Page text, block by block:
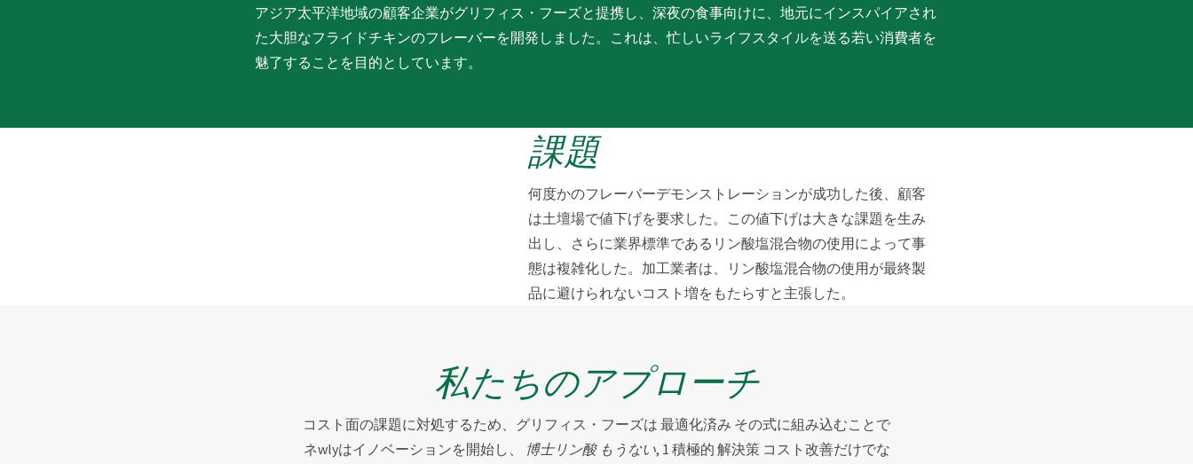
アジア太平洋地域の顧客企業がグリフィス・フーズと提携し、深夜の食事向けに、地元にインスパイアされ
た大胆なフライドチキンのフレーバーを開発しました。これは、忙しいライフスタイルを送る若い消費者を
魅了することを目的としています。
課題
何度かのフレーバーデモンストレーションが成功した後、顧客
は土壇場で値下げを要求した。この値下げは大きな課題を生み
出し、さらに業界標準であるリン酸塩混合物の使用によって事
態は複雑化した。加工業者は、リン酸塩混合物の使用が最終製
品に避けられないコスト増をもたらすと主張した。
私たちのアプローチ
コスト面の課題に対処するため、グリフィス・フーズは 最適化済み その式に組み込むことで
ネwlyはイノベーションを開始し、 博士リン酸 もうない, 1 積極的 解決策コスト改善だけでな